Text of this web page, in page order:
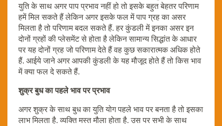
युति के साथ अगर पाप प्रभाव नहीं हो तो इसके बहुत बेहतर परिणाम
हमें मिल सकते हैं लेकिन अगर इसके फल में पाप ग्रह का असर
मिलता है तो परिणाम बदल सकते हैं. हर कुंडली में इनका असर इन
दोनों ग्रहों की प्लेसमेंट से होता है लेकिन सामान्य सिद्धांत के आधार
पर यह दोनों ग्रह जो परिणाम देते हैं वह कुछ सकारात्मक अधिक होते
हैं. आईये जाने अगर आपकी कुंडली के यह मौजूद होते हैं तो किस भाव
में क्या फल दे सकते हैं.
शुक्र बुध का पहले भाव पर प्रभाव
अगर शुक्र के साथ बुध का युति योग पहले भाव पर बनता है तो इसका
लाभ मिलता है. व्यक्ति मस्त मौला होता है. उस पर सभी के साथ